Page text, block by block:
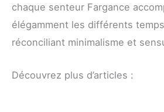
chaque senteur Fargance
élégamment les différents
réconciliant minimalisme et
Découvrez plus d’articles :